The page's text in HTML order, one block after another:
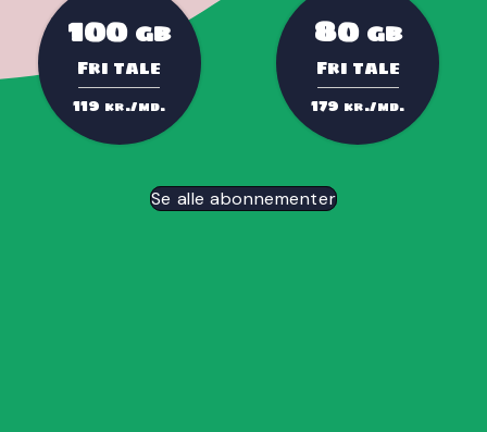
100 GB
Fri tale
119 kr./md.
80 GB
Fri tale
179 kr./md.
Se alle abonnementer